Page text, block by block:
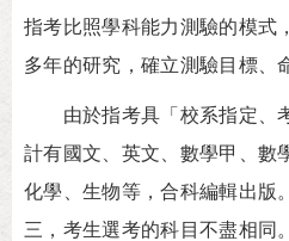
指考比照學科能力測驗的模式
多年的研究，確立測驗目標、
由於指考具「校系指定、
計有國文、英文、數學甲、數
化學、生物等，合科編輯出版
三，考生選考的科目不盡相同